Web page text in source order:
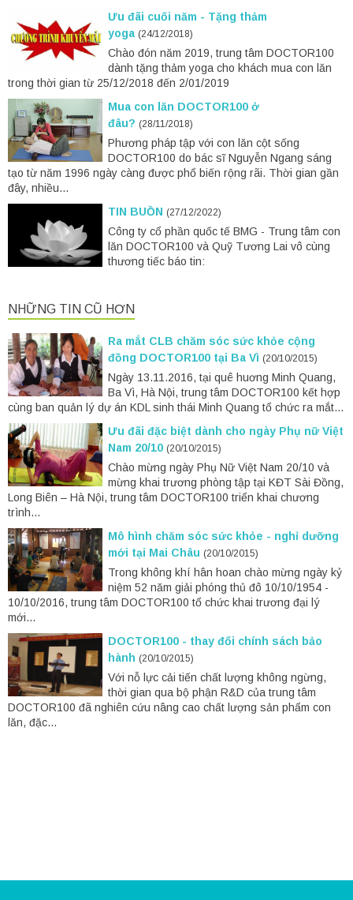
Ưu đãi cuối năm - Tặng thảm
yoga (24/12/2018)
Chào đón năm 2019, trung tâm DOCTOR100
dành tặng thảm yoga cho khách mua con lăn
trong thời gian từ 25/12/2018 đến 2/01/2019
Mua con lăn DOCTOR100 ở
đâu? (28/11/2018)
Phương pháp tập với con lăn cột sống
DOCTOR100 do bác sĩ Nguyễn Ngang sáng
tạo từ năm 1996 ngày càng được phổ biến rộng rãi. Thời gian gần
đây, nhiều...
TIN BUỒN (27/12/2022)
Công ty cổ phần quốc tế BMG - Trung tâm con
lăn DOCTOR100 và Quỹ Tương Lai vô cùng
thương tiếc báo tin:
NHỮNG TIN CŨ HƠN
Ra mắt CLB chăm sóc sức khỏe cộng
đồng DOCTOR100 tại Ba Vì (20/10/2015)
Ngày 13.11.2016, tại quê huơng Minh Quang,
Ba Vì, Hà Nội, trung tâm DOCTOR100 kết hợp
cùng ban quản lý dự án KDL sinh thái Minh Quang tổ chức ra mắt...
Ưu đãi đặc biệt dành cho ngày Phụ nữ Việt
Nam 20/10 (20/10/2015)
Chào mừng ngày Phụ Nữ Việt Nam 20/10 và
mừng khai trương phòng tập tại KĐT Sài Đồng,
Long Biên – Hà Nội, trung tâm DOCTOR100 triển khai chương
trình...
Mô hình chăm sóc sức khỏe - nghỉ dưỡng
mới tại Mai Châu (20/10/2015)
Trong không khí hân hoan chào mừng ngày kỷ
niệm 52 năm giải phóng thủ đô 10/10/1954 -
10/10/2016, trung tâm DOCTOR100 tổ chức khai trương đại lý
mới...
DOCTOR100 - thay đổi chính sách bảo
hành (20/10/2015)
Với nỗ lực cải tiến chất lượng không ngừng,
thời gian qua bộ phận R&D của trung tâm
DOCTOR100 đã nghiên cứu nâng cao chất lượng sản phẩm con
lăn, đặc...